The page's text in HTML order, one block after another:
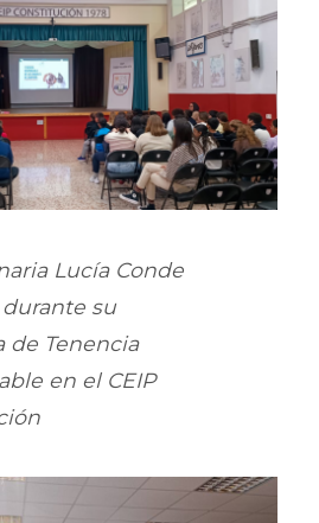
Lucía Conde
su
de Tenencia
en el CEIP